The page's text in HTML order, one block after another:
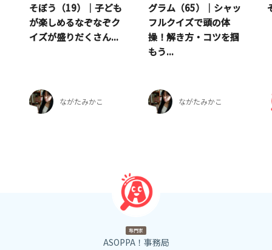
そぼう（19）｜子ども
が楽しめるなぞなぞク
イズが盛りだくさん...
ながたみかこ
グラム（65）｜シャッ
フルクイズで頭の体
操！解き方・コツを掴
もう...
ながたみかこ
専門家
ASOPPA！事務局